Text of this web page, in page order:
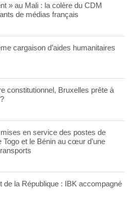
» au Mali : la colère du CDM
de médias français
cargaison d’aides humanitaires
constitutionnel, Bruxelles prête à
en service des postes de
et le Bénin au cœur d’une
de la République : IBK accompagné